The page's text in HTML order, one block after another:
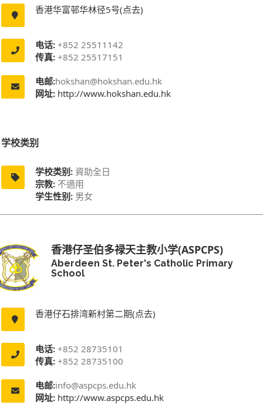
香港华富邨华林径5号(点去)
电话: +852 25511142
传真: +852 25517151
电邮:hokshan@hokshan.edu.hk
网址: http://www.hokshan.edu.hk
学校类别
学校类别: 資助全日
宗教: 不適用
学生性别: 男女
香港仔圣伯多禄天主教小学(ASPCPS)
Aberdeen St. Peter's Catholic Primary
School
香港仔石排湾新村第二期(点去)
电话: +852 28735101
传真: +852 28735100
电邮:info@aspcps.edu.hk
网址: http://www.aspcps.edu.hk